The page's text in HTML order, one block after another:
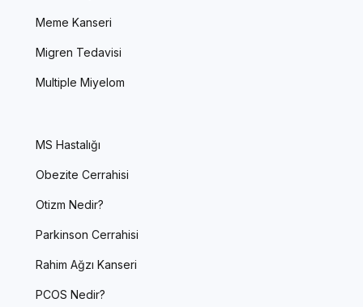
Meme Kanseri
Migren Tedavisi
Multiple Miyelom
MS Hastalığı
Obezite Cerrahisi
Otizm Nedir?
Parkinson Cerrahisi
Rahim Ağzı Kanseri
PCOS Nedir?